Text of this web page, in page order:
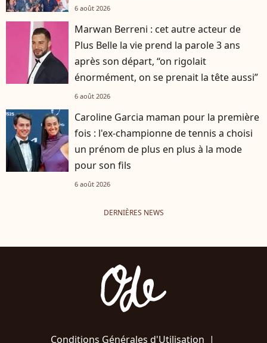
6 août 2026
Marwan Berreni : cet autre acteur de
Plus Belle la vie prend la parole 3 ans
après son départ, “on rigolait
énormément, on se prenait la tête aussi”
6 août 2026
Caroline Garcia maman pour la première
fois : l'ex-championne de tennis a choisi
un prénom de plus en plus à la mode
pour son fils
6 août 2026
DERNIÈRES NEWS
Conditions Générales d'Utilisation |